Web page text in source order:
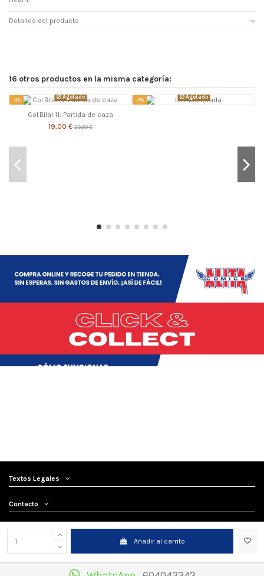
Añadir al carrito
Detalles del producto
16 otros productos en la misma categoría:
-5% Agotado
Col.Bilal 11: Partida de caza
19,00 € 20,00 €
-5% Agotado
Textos Legales
Contacto
Síguenos
Newsletter